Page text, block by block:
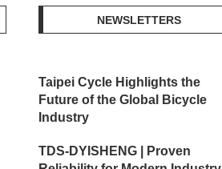
NEWSLETTERS
Taipei Cycle Highlights the
Future of the Global Bicycle
Industry
TDS-DYISHENG | Proven